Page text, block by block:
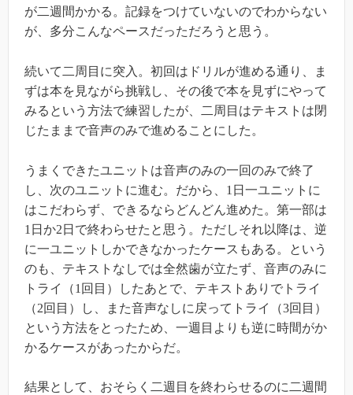
が二週間かかる。記録をつけていないのでわからない
が、多分こんなペースだっただろうと思う。
続いて二周目に突入。初回はドリルが進める通り、ま
ずは本を見ながら挑戦し、その後で本を見ずにやって
みるという方法で練習したが、二周目はテキストは閉
じたままで音声のみで進めることにした。
うまくできたユニットは音声のみの一回のみで終了
し、次のユニットに進む。だから、1日一ユニットに
はこだわらず、できるならどんどん進めた。第一部は
1日か2日で終わらせたと思う。ただしそれ以降は、逆
に一ユニットしかできなかったケースもある。という
のも、テキストなしでは全然歯が立たず、音声のみに
トライ（1回目）したあとで、テキストありでトライ
（2回目）し、また音声なしに戻ってトライ（3回目）
という方法をとったため、一週目よりも逆に時間がか
かるケースがあったからだ。
結果として、おそらく二週目を終わらせるのに二週間